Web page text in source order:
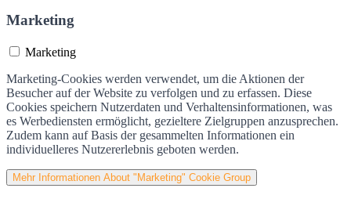
Marketing
Marketing
Marketing-Cookies werden verwendet, um die Aktionen der
Besucher auf der Website zu verfolgen und zu erfassen. Diese
Cookies speichern Nutzerdaten und Verhaltensinformationen, was
es Werbediensten ermöglicht, gezieltere Zielgruppen anzusprechen.
Zudem kann auf Basis der gesammelten Informationen ein
individuelleres Nutzererlebnis geboten werden.
Mehr Informationen About "Marketing" Cookie Group